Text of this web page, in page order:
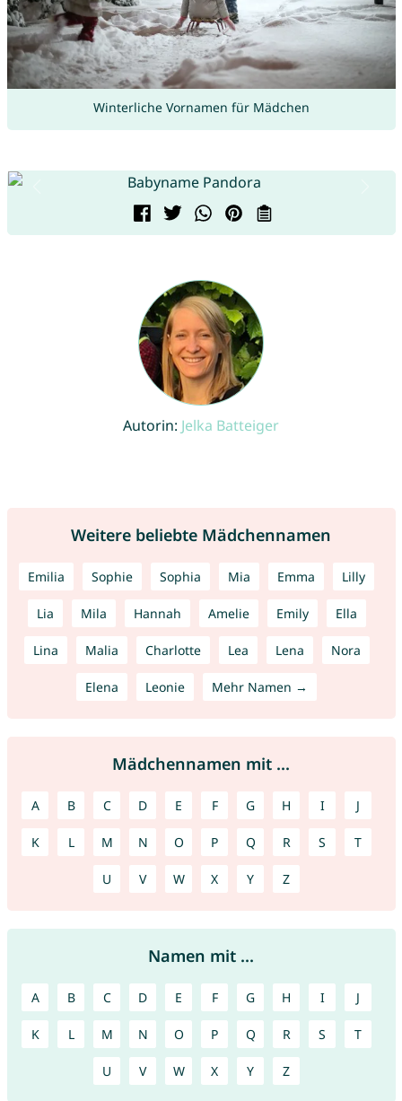
Winterliche Vornamen für Mädchen
Autorin: Jelka Batteiger
Weitere beliebte Mädchennamen
Emilia Sophie Sophia Mia Emma Lilly
Lia Mila Hannah Amelie Emily Ella
Lina Malia Charlotte Lea Lena Nora
Elena Leonie Mehr Namen →
Mädchennamen mit ...
A B C D E F G H I J
K L M N O P Q R S T
U V W X Y Z
Namen mit ...
A B C D E F G H I J
K L M N O P Q R S T
U V W X Y Z